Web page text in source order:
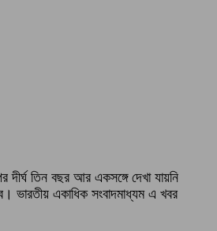
তিন বছর আর একসঙ্গে দেখা যায়নি
ভারতীয় একাধিক সংবাদমাধ্যম এ খবর